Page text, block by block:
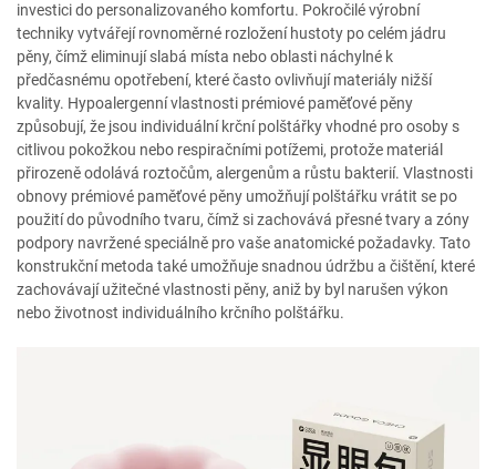
investici do personalizovaného komfortu. Pokročilé výrobní
techniky vytvářejí rovnoměrné rozložení hustoty po celém jádru
pěny, čímž eliminují slabá místa nebo oblasti náchylné k
předčasnému opotřebení, které často ovlivňují materiály nižší
kvality. Hypoalergenní vlastnosti prémiové paměťové pěny
způsobují, že jsou individuální krční polštářky vhodné pro osoby s
citlivou pokožkou nebo respiračními potížemi, protože materiál
přirozeně odolává roztočům, alergenům a růstu bakterií. Vlastnosti
obnovy prémiové paměťové pěny umožňují polštářku vrátit se po
použití do původního tvaru, čímž si zachovává přesné tvary a zóny
podpory navržené speciálně pro vaše anatomické požadavky. Tato
konstrukční metoda také umožňuje snadnou údržbu a čištění, které
zachovávají užitečné vlastnosti pěny, aniž by byl narušen výkon
nebo životnost individuálního krčního polštářku.